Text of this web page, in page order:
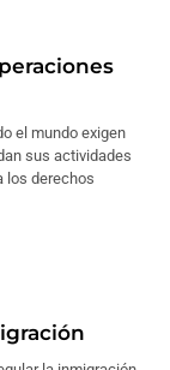
el mundo exigen
sus actividades
los derechos